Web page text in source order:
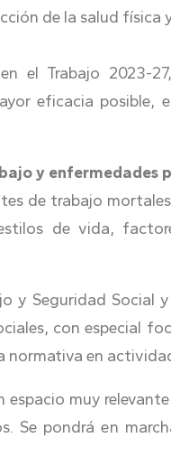
de la salud
el Trabajo 2023-
eficacia posible,
y enfermedades
de trabajo
de vida,
y Seguridad Social
con especial
en
espacio muy
Se pondrá en